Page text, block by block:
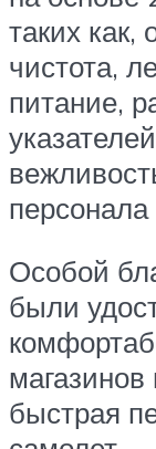
таких как,
чистота,
питание,
персонала
Особой
были
быстрая